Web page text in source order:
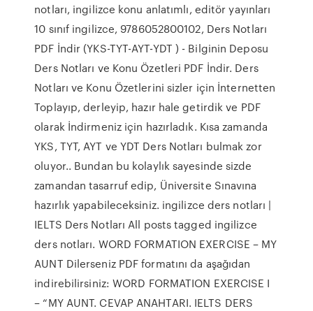
notları, ingilizce konu anlatımlı, editör yayınları
10 sınıf ingilizce, 9786052800102, Ders Notları
PDF İndir (YKS-TYT-AYT-YDT ) - Bilginin Deposu
Ders Notları ve Konu Özetleri PDF İndir. Ders
Notları ve Konu Özetlerini sizler için İnternetten
Toplayıp, derleyip, hazır hale getirdik ve PDF
olarak İndirmeniz için hazırladık. Kısa zamanda
YKS, TYT, AYT ve YDT Ders Notları bulmak zor
oluyor.. Bundan bu kolaylık sayesinde sizde
zamandan tasarruf edip, Üniversite Sınavına
hazırlık yapabileceksiniz. ingilizce ders notları |
IELTS Ders Notları All posts tagged ingilizce
ders notları. WORD FORMATION EXERCISE – MY
AUNT Dilerseniz PDF formatını da aşağıdan
indirebilirsiniz: WORD FORMATION EXERCISE I
– “MY AUNT. CEVAP ANAHTARI. IELTS DERS